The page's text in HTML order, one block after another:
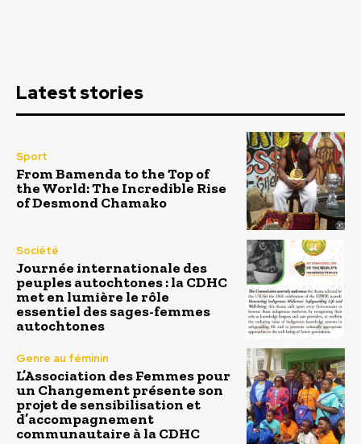
Latest stories
Sport
From Bamenda to the Top of
the World: The Incredible Rise
of Desmond Chamako
Société
Journée internationale des
peuples autochtones : la CDHC
met en lumière le rôle
essentiel des sages-femmes
autochtones
Genre au féminin
L’Association des Femmes pour
un Changement présente son
projet de sensibilisation et
d’accompagnement
communautaire à la CDHC